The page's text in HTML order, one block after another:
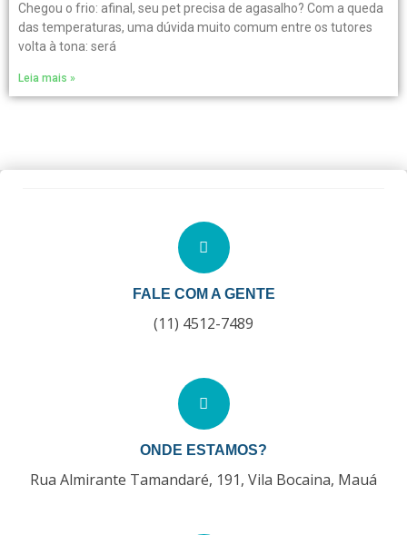
Chegou o frio: afinal, seu pet precisa de agasalho? Com a queda
das temperaturas, uma dúvida muito comum entre os tutores
volta à tona: será
Leia mais »
FALE COM A GENTE
(11) 4512-7489
ONDE ESTAMOS?
Rua Almirante Tamandaré, 191, Vila Bocaina, Mauá